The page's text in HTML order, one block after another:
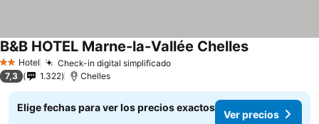
2 Estrellas
Hotel Check-in digital simplificado
B&B HOTEL Marne-la-Vallée Chelles
7,3 1.322 Chelles
Elige fechas para ver los precios exactos
Ver precios